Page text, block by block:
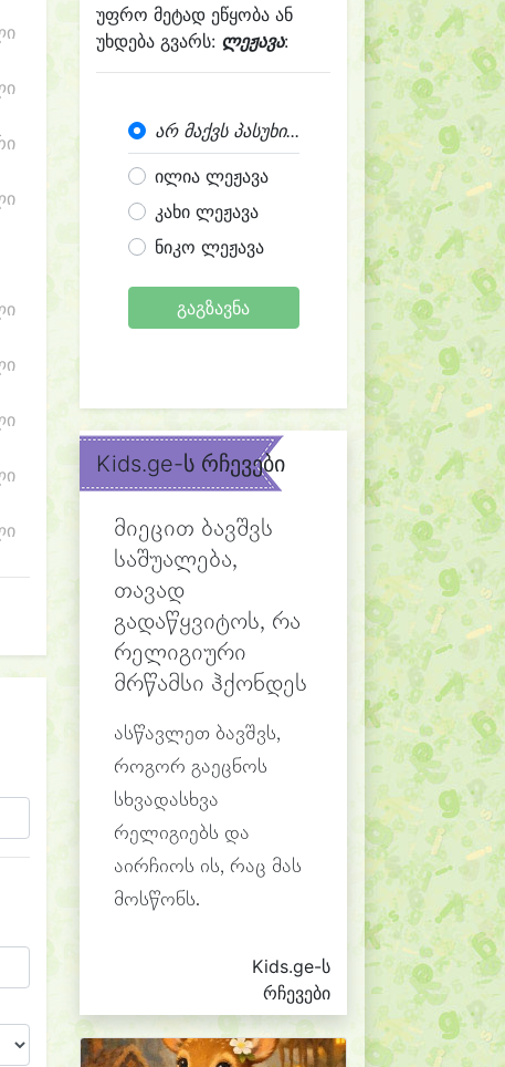
უფრო მეტად ეწყობა ან
უხდება გვარს: ლეჟავა:
არ მაქვს პასუხი...
ილია ლეჟავა
კახი ლეჟავა
ნიკო ლეჟავა
გაგზავნა
Kids.ge-ს რჩევები
მიეცით ბავშვს
საშუალება,
თავად
გადაწყვიტოს, რა
რელიგიური
მრწამსი ჰქონდეს
ასწავლეთ ბავშვს,
როგორ გაეცნოს
სხვადასხვა
რელიგიებს და
აირჩიოს ის, რაც მას
მოსწონს.
Kids.ge-ს
რჩევები